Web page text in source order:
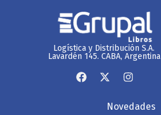
Logística y Distribución S.A.
Lavardén 145. CABA, Argentina
Novedades